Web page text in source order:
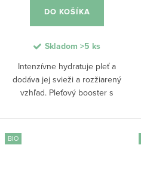
DO KOŠÍKA
Skladom >5 ks
Intenzívne hydratuje pleť a
dodáva jej svieži a rozžiarený
vzhľad. Pleťový booster s
okamžitú aj dlhotrvajúcu výživu
BIO